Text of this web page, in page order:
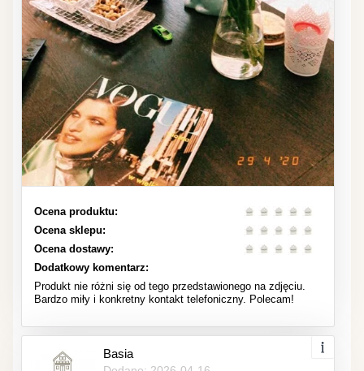
Ocena produktu:
Ocena sklepu:
Ocena dostawy:
Dodatkowy komentarz:
Produkt nie różni się od tego przedstawionego na zdjęciu.
Bardzo miły i konkretny kontakt telefoniczny. Polecam!
Basia